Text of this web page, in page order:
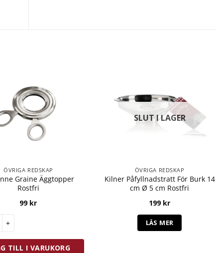
ÖVRIGA REDSKAP
Graine Äggtopper
Rostfri
99 kr
Graine Äggtopper Rostfri mängd
TILL I VARUKORG
SLUT I LAGER
ÖVRIGA REDSKAP
Kilner Påfyllnadstratt För Burk 14
cm Ø 5 cm Rostfri
199 kr
LÄS MER